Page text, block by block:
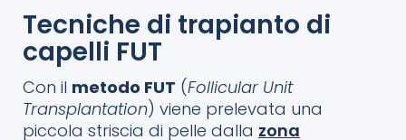
Tecniche di trapianto di
capelli FUT
Con il metodo FUT (Follicular Unit
Transplantation) viene prelevata una
piccola striscia di pelle dalla zona